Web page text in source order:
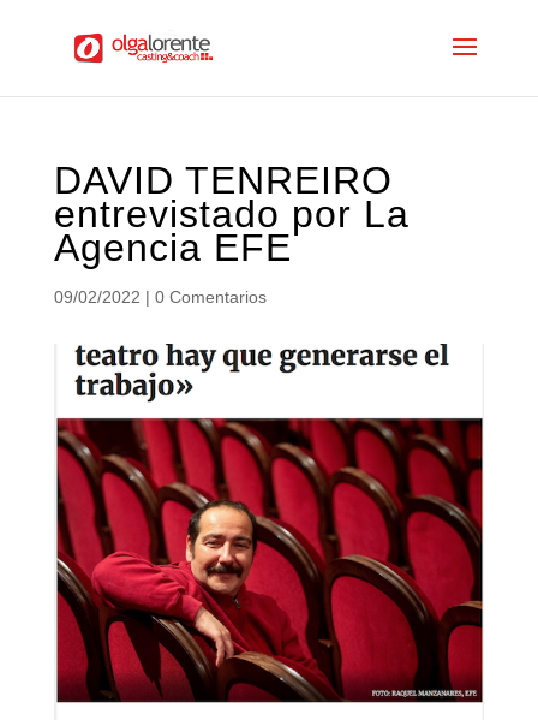
DAVID TENREIRO
entrevistado por La
Agencia EFE
09/02/2022 | 0 Comentarios